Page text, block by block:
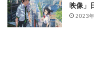
映像」
2023